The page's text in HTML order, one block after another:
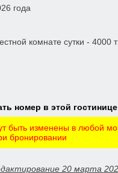
года
комнате сутки - 4000
номер в этой гостинице
быть изменены в любой
бронировании
20 марта